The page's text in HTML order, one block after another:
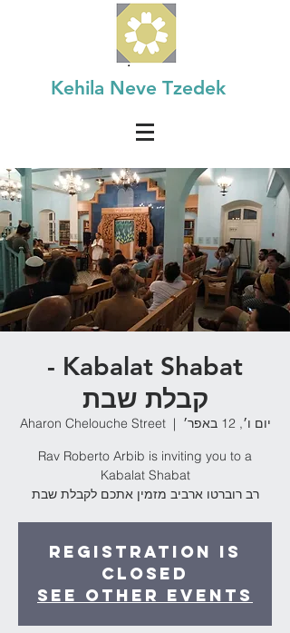
Kehila Neve Tzedek
Kabalat Shabat -
קבלת שבת
יום ו׳, 12 באפר׳
  |
Aharon Chelouche Street
Rav Roberto Arbib is inviting you to a
רב רוברטו ארביב מזמין אתכם לקבלת שבת
Registration is
Closed
See other events